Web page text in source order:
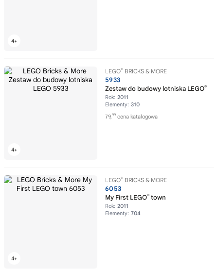
LEGO® BRICKS & MORE
5933
Zestaw do budowy lotniska LEGO®
Rok: 2011
Elementy: 310
79,99 cena katalogowa
LEGO® BRICKS & MORE
6053
My First LEGO® town
Rok: 2011
Elementy: 704